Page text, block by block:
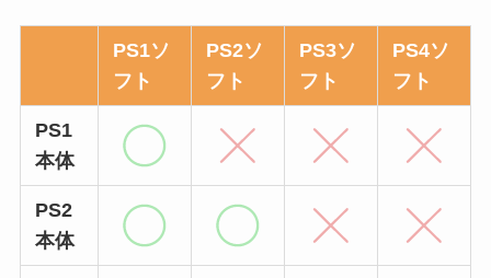
PS1ソ
フト
PS2ソ
フト
PS3ソ
フト
PS4ソ
フト
PS1
本体
PS2
本体